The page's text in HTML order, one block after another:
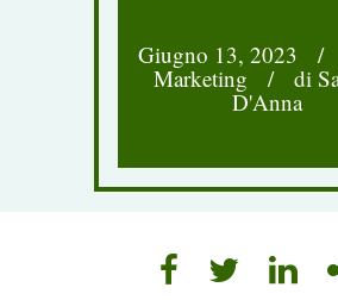
Giugno 13, 2023 /
Marketing / di
D'Anna